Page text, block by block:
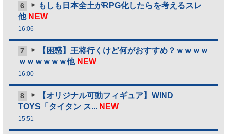
6
もしも日本全土がRPG化したらを考えるスレ
他 NEW
16:06
7
【困惑】王将行くけど何がおすすめ？ｗｗｗｗ
ｗｗｗｗｗｗ他 NEW
16:00
8
【オリジナル可動フィギュア】WIND
TOYS「タイタン ス... NEW
15:51